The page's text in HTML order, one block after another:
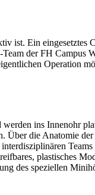
ist. Ein eingesetztes
der FH Campus
Operation
ins Innenohr
Über die Anatomie
plastisches
des speziellen